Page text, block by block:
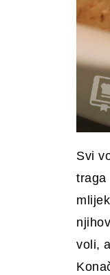
Svi
traga
voli,